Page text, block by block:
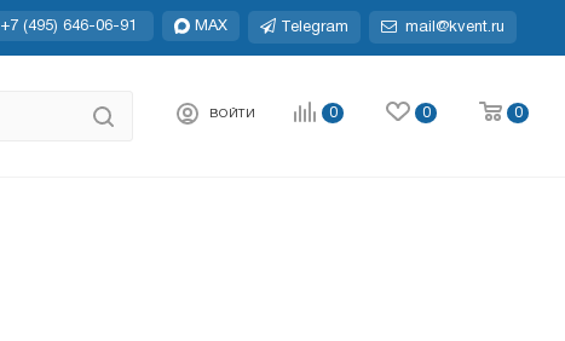
+7 (495) 646-06-91 MAX Telegram mail@kvent.ru
ВОЙТИ 0 0 0